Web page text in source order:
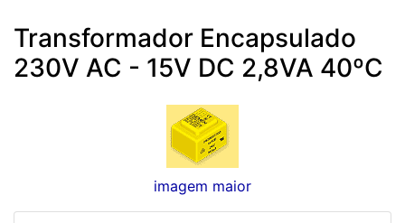
Transformador Encapsulado
230V AC - 15V DC 2,8VA 40ºC
imagem maior